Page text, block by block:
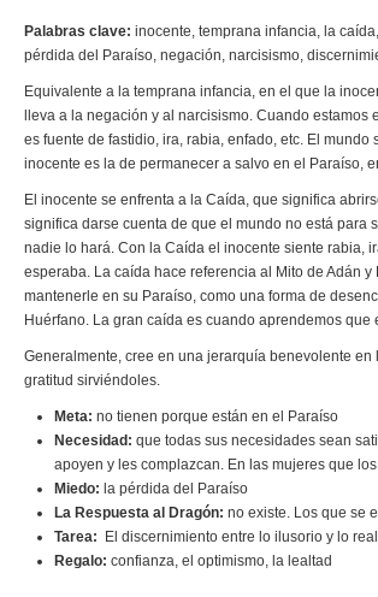
Palabras clave: inocente, temprana infancia, la
pérdida del Paraíso, negación, narcisismo,
Equivalente a la temprana infancia, en el que la
lleva a la negación y al narcisismo. Cuando
es fuente de fastidio, ira, rabia, enfado, etc. El
inocente es la de permanecer a salvo en el Paraíso,
El inocente se enfrenta a la Caída, que significa
significa darse cuenta de que el mundo no está para
nadie lo hará. Con la Caída el inocente siente rabia,
esperaba. La caída hace referencia al Mito de Adán
mantenerle en su Paraíso, como una forma de
Huérfano. La gran caída es cuando aprendemos
Generalmente, cree en una jerarquía benevolente
gratitud sirviéndoles.
Meta: no tienen porque están en el Paraíso
Necesidad: que todas sus necesidades sean
apoyen y les complazcan. En las mujeres que
Miedo: la pérdida del Paraíso
La Respuesta al Dragón: no existe. Los que se
Tarea: El discernimiento entre lo ilusorio y lo real.
Regalo: confianza, el optimismo, la lealtad